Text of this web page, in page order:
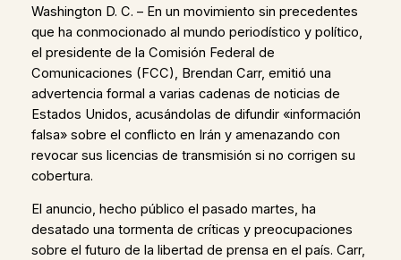
Washington D. C. – En un movimiento sin precedentes
que ha conmocionado al mundo periodístico y político,
el presidente de la Comisión Federal de
Comunicaciones (FCC), Brendan Carr, emitió una
advertencia formal a varias cadenas de noticias de
Estados Unidos, acusándolas de difundir «información
falsa» sobre el conflicto en Irán y amenazando con
revocar sus licencias de transmisión si no corrigen su
cobertura.
El anuncio, hecho público el pasado martes, ha
desatado una tormenta de críticas y preocupaciones
sobre el futuro de la libertad de prensa en el país. Carr,